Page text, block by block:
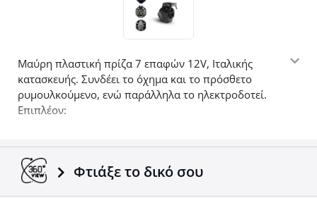
Μαύρη πλαστική πρίζα 7 επαφών 12V, Ιταλικής
κατασκευής. Συνδέει το όχημα και το πρόσθετο
ρυμουλκούμενο, ενώ παράλληλα το ηλεκτροδοτεί.
Επιπλέον:
ρυμουλκούμενα.
Σύμφωνα με τα ευρωπαϊκά πρότυπα.
Φτιάξε το δικό σου